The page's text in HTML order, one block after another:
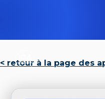
< retour à la page des